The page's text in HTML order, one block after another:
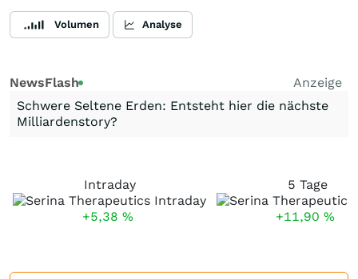
Volumen Analyse
NewsFlash
Anzeige
Schwere Seltene Erden: Entsteht hier die nächste
Milliardenstory?
Intraday
+5,38 %
5 Tage
+11,90 %